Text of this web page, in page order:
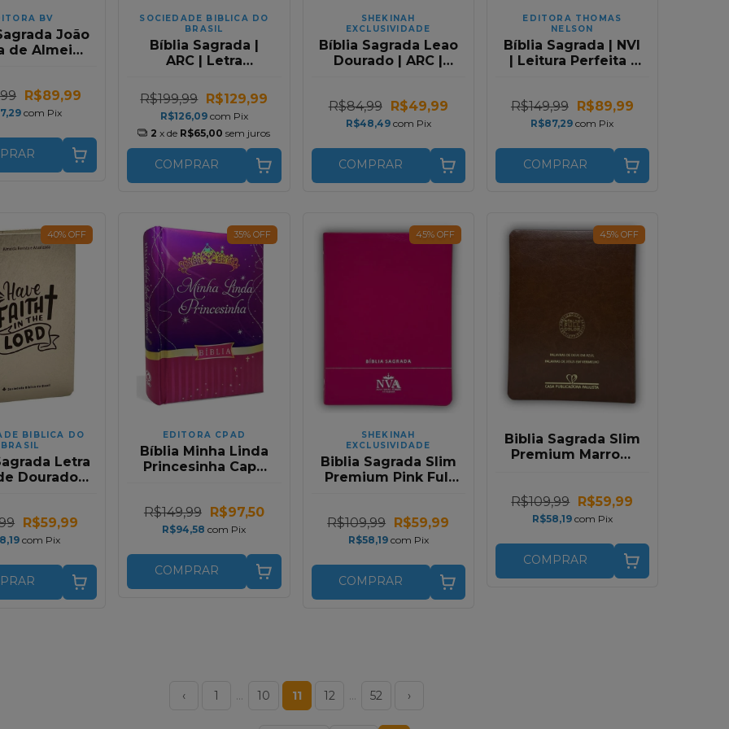
BV
João
de Almeida
| Capa Luxo
Preta
R$89,99
com Pix
SOCIEDADE BIBLICA DO
BRASIL
Bíblia Sagrada |
ARC | Letra
Índice | Capa Pink
Luxo
R$199,99 R$129,99
R$126,09 com Pix
2 x de R$65,00 sem juros
COMPRAR
SHEKINAH
EXCLUSIVIDADE
Bíblia Sagrada Leao
Dourado | ARC |
Corinhos | Capa
Dura Carteira
R$84,99 R$49,99
R$48,49 com Pix
COMPRAR
EDITORA THOMAS
NELSON
Bíblia Sagrada | NVI
| Leitura Perfeita |
Capa Luxo
R$149,99 R$89,99
R$87,29com Pix
COMPRAR
40%OFF
BIBLICA DO
BRASIL
Letra
Dourado
R$59,99
com Pix
35% OFF
EDITORA CPAD
Bíblia Minha Linda
Princesinha Capa
R$149,99 R$97,50
R$94,58com Pix
COMPRAR
45% OFF
SHEKINAH
EXCLUSIVIDADE
Biblia Sagrada Slim
Premium Pink Full
R$109,99 R$59,99
R$58,19 com Pix
COMPRAR
45% OFF
Biblia Sagrada Slim
Premium Marrom
R$109,99 R$59,99
R$58,19 com Pix
COMPRAR
‹ 1 … 10 11 12 … 52 ›